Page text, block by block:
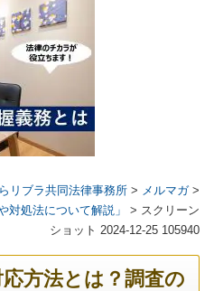
リブラ共同法律事務所 > メルマガ>
対処法について解説」
> スクリーン
ショット 2024-12-25 105940
方法とは？調査の